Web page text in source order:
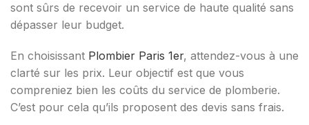
sont sûrs de recevoir un service de haute qualité sans
dépasser leur budget.
En choisissant Plombier Paris 1er, attendez-vous à une
clarté sur les prix. Leur objectif est que vous
compreniez bien les coûts du service de plomberie.
C’est pour cela qu’ils proposent des devis sans frais.